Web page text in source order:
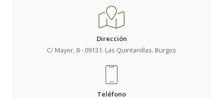
Dirección
C/ Mayor, 8 - 09131. Las Quintanillas. Burgos
Teléfono